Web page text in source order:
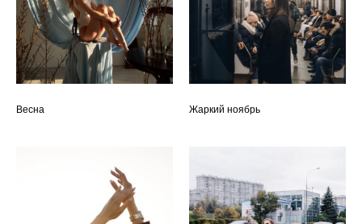
Весна Жаркий ноябрь